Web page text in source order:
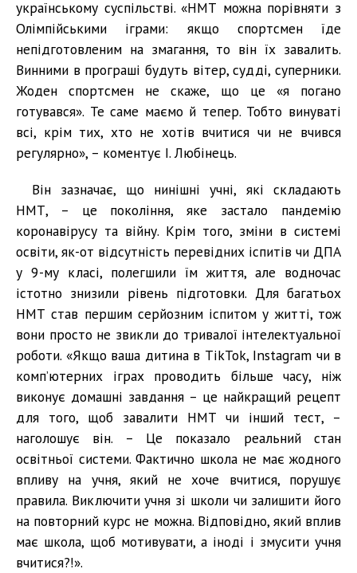
українському суспільстві. «НМТ можна порівняти з
Олімпійськими іграми: якщо спортсмен їде
непідготовленим на змагання, то він їх завалить.
Винними в програші будуть вітер, судді, суперники.
Жоден спортсмен не скаже, що це «я погано
готувався». Те саме маємо й тепер. Тобто винуваті
всі, крім тих, хто не хотів вчитися чи не вчився
регулярно», – коментує І. Любінець.
Він зазначає, що нинішні учні, які складають
НМТ, – це покоління, яке застало пандемію
коронавірусу та війну. Крім того, зміни в системі
освіти, як-от відсутність перевідних іспитів чи ДПА
у 9-му класі, полегшили їм життя, але водночас
істотно знизили рівень підготовки. Для багатьох
НМТ став першим серйозним іспитом у житті, тож
вони просто не звикли до тривалої інтелектуальної
роботи. «Якщо ваша дитина в TikTok, Instagram чи в
комп’ютерних іграх проводить більше часу, ніж
виконує домашні завдання – це найкращий рецепт
для того, щоб завалити НМТ чи інший тест, –
наголошує він. – Це показало реальний стан
освітньої системи. Фактично школа не має жодного
впливу на учня, який не хоче вчитися, порушує
правила. Виключити учня зі школи чи залишити його
на повторний курс не можна. Відповідно, який вплив
має школа, щоб мотивувати, а іноді і змусити учня
вчитися?!».